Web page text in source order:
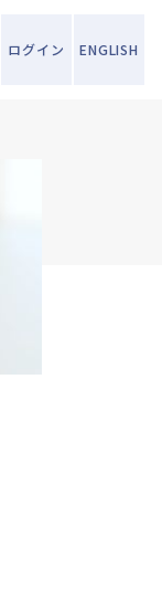
ログイン ENGLISH